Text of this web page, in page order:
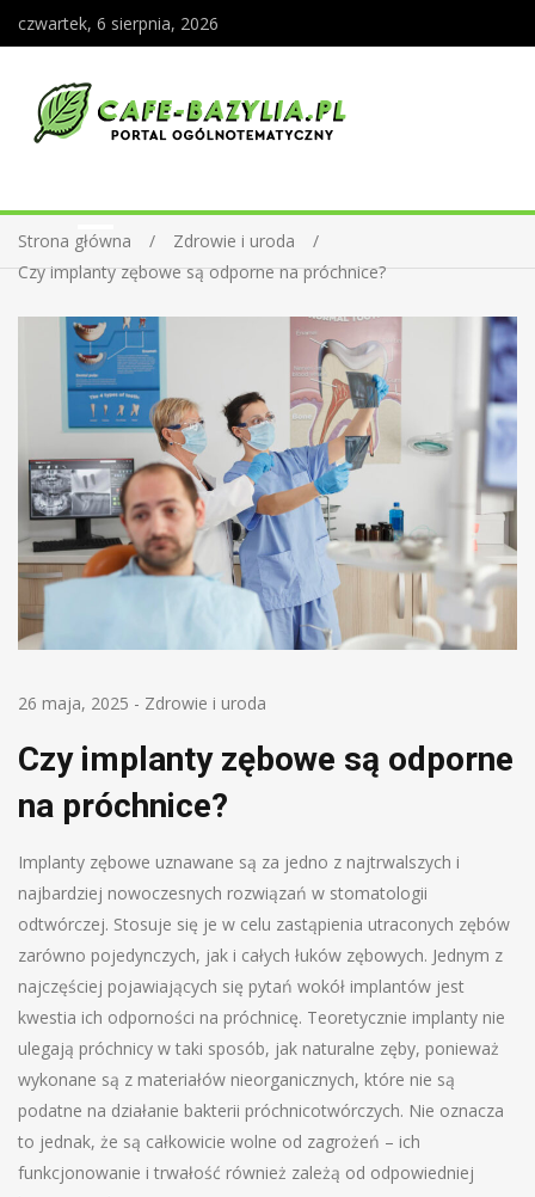
czwartek, 6 sierpnia, 2026
Strona główna
Zdrowie i uroda
Czy implanty zębowe są odporne na próchnice?
26 maja, 2025 - Zdrowie i uroda
Czy implanty zębowe są odporne
na próchnice?
Implanty zębowe uznawane są za jedno z najtrwalszych i
najbardziej nowoczesnych rozwiązań w stomatologii
odtwórczej. Stosuje się je w celu zastąpienia utraconych zębów
zarówno pojedynczych, jak i całych łuków zębowych. Jednym z
najczęściej pojawiających się pytań wokół implantów jest
kwestia ich odporności na próchnicę. Teoretycznie implanty nie
ulegają próchnicy w taki sposób, jak naturalne zęby, ponieważ
wykonane są z materiałów nieorganicznych, które nie są
podatne na działanie bakterii próchnicotwórczych. Nie oznacza
to jednak, że są całkowicie wolne od zagrożeń – ich
funkcjonowanie i trwałość również zależą od odpowiedniej